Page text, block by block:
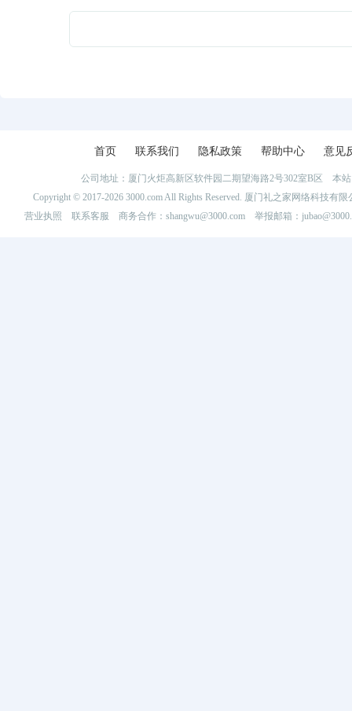
首页 联系我们 隐私政策 帮助中心 意见
公司地址：厦门火炬高新区软件园二期望海路2号302室B区 本
Copyright © 2017-2026 3000.com All Rights Reserved. 厦门礼之家网络科技
营业执照
联系客服 商务合作：shangwu@3000.com 举报邮箱：